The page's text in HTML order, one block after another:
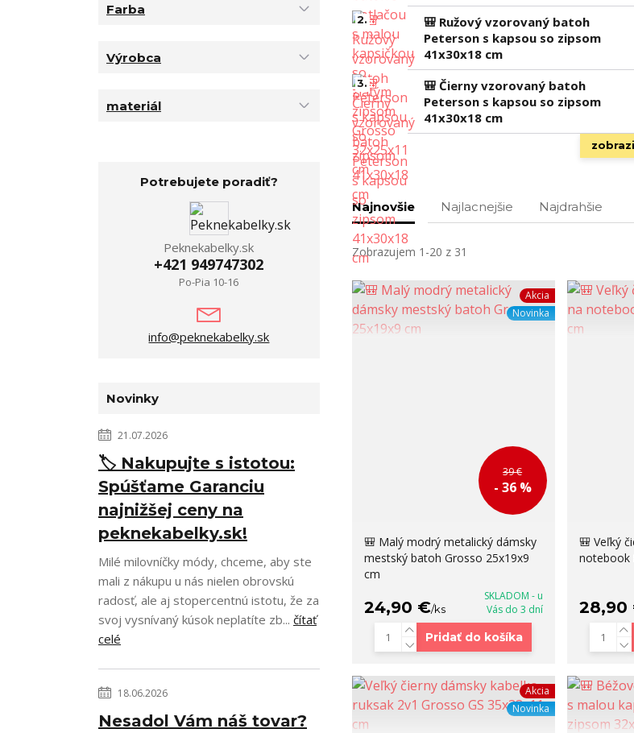
2.
🎒 Ružový vzorovaný batoh
Peterson s kapsou so zipsom
41x30x18 cm
3.
🎒 Čierny vzorovaný batoh
Peterson s kapsou so zipsom
41x30x18 cm
Najnovšie Najlacnejšie Najdrahšie
Zobrazujem 1-20 z 31
Akcia
Novinka
39 €
- 36 %
🎒 Malý modrý metalický dámsky
mestský batoh Grosso 25x19x9
cm
24,90 €/ks
SKLADOM - u
Vás do 3 dní
Pridať do košíka
🎒 Veľký
notebook
28,90
Akcia
Novinka
Farba
Výrobca
materiál
Potrebujete poradiť?
Peknekabelky.sk
+421 949747302
Po-Pia 10-16
info@peknekabelky.sk
Novinky
21.07.2026
🏷️ Nakupujte s istotou:
Spúšťame Garanciu
najnižšej ceny na
peknekabelky.sk!
Milé milovníčky módy, chceme, aby ste
mali z nákupu u nás nielen obrovskú
radosť, ale aj stopercentnú istotu, že za
svoj vysnívaný kúsok neplatíte zb... čítať
celé
18.06.2026
Nesadol Vám náš tovar?